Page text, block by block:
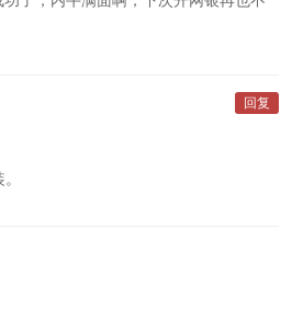
回复